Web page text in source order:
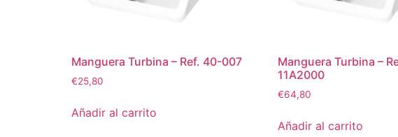
Manguera Turbina – Ref. 40-007
€25,80
Añadir al carrito
Manguera Turbina –
11A2000
€64,80
Añadir al carrito